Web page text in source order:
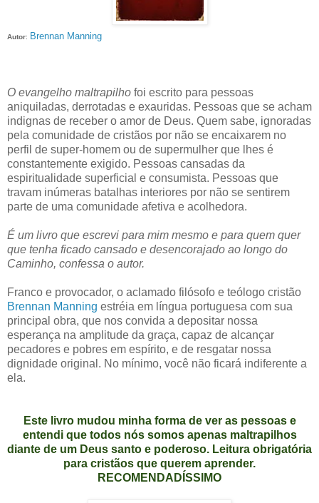
Autor: Brennan Manning
O evangelho maltrapilho foi escrito para pessoas
aniquiladas, derrotadas e exauridas. Pessoas que se acham
indignas de receber o amor de Deus. Quem sabe, ignoradas
pela comunidade de cristãos por não se encaixarem no
perfil de super-homem ou de supermulher que lhes é
constantemente exigido. Pessoas cansadas da
espiritualidade superficial e consumista. Pessoas que
travam inúmeras batalhas interiores por não se sentirem
parte de uma comunidade afetiva e acolhedora.
É um livro que escrevi para mim mesmo e para quem quer
que tenha ficado cansado e desencorajado ao longo do
Caminho, confessa o autor.
Franco e provocador, o aclamado filósofo e teólogo cristão
Brennan Manning estréia em língua portuguesa com sua
principal obra, que nos convida a depositar nossa
esperança na amplitude da graça, capaz de alcançar
pecadores e pobres em espírito, e de resgatar nossa
dignidade original. No mínimo, você não ficará indiferente a
ela.
Este livro mudou minha forma de ver as pessoas e
entendi que todos nós somos apenas maltrapilhos
diante de um Deus santo e poderoso. Leitura obrigatória
para cristãos que querem aprender.
RECOMENDADÍSSIMO